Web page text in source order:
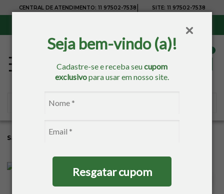
Seja bem-vindo (a)!
Cadastre-se e receba seucupom
exclusivopara usar em nosso site.
Resgatar cupom
CENTRAL DE ATENDIMENTO: 11 97502-7538 SITE: 11 97502-7538
Sacaria
Pincel Condor N:454 - 16